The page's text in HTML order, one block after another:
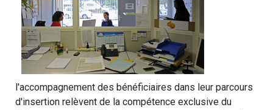
l'accompagnement des bénéficiaires dans leur parcours
d'insertion relèvent de la compétence exclusive du